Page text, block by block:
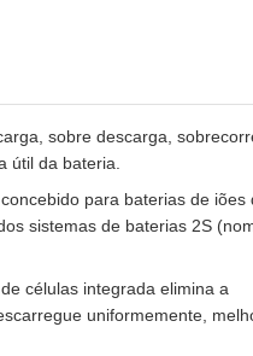
sobre descarga,
útil da bateria.
para baterias de iões
sistemas de baterias 2S
células integrada elimina a
uniformemente,